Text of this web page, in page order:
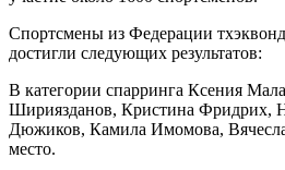
Спортсмены из Федерации
достигли следующих результатов:
В категории спарринга Ксения
Шириязданов, Кристина Фридрих,
Дюжиков, Камила Имомова,
место.